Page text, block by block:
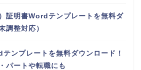
証明書Wordテンプレートを無料ダ
調整対応）
ンプレートを無料ダウンロード！
パートや転職にも